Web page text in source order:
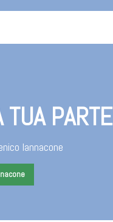
TUA PARTE
Iannacone